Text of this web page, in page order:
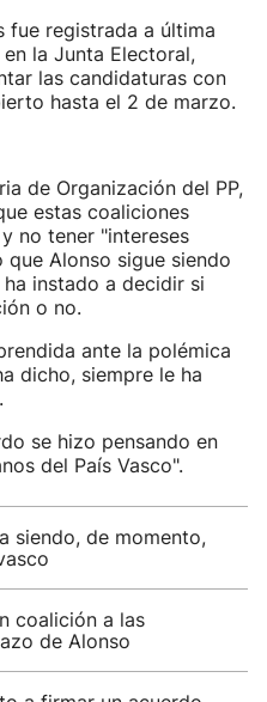
fue registrada a última
la Junta Electoral,
las candidaturas con
hasta el 2 de marzo.
de Organización del PP,
estas coaliciones
no tener "intereses
Alonso sigue siendo
instado a decidir si
o no.
ante la polémica
dicho, siempre le ha
se hizo pensando en
del País Vasco".
siendo, de momento,
coalición a las
de Alonso